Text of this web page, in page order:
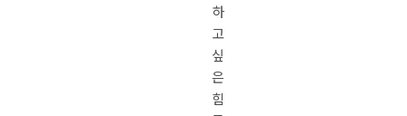
하
고
싶
은
힘